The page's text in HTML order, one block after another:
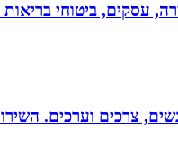
עסקים, ביטוחי בריאות
צרכים וערכים.